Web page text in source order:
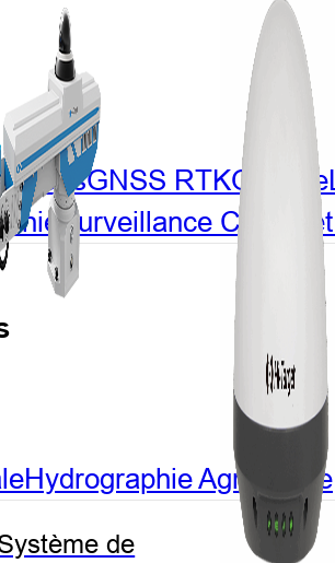
de
GNSS RTKOptique
Surveillance CORS
HydrographieAgriculture